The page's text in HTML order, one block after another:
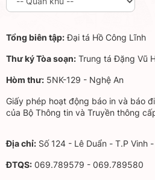
Tổng biên tập:Đại tá Hồ Công Lĩnh
Thư ký Tòa soạn: Trung tá Đặng Vũ
Hòm thư: 5NK-129 - Nghệ An
Giấy phép hoạt động báo in và báo
của Bộ Thông tin và Truyền thông
Địa chỉ: Số 124 - Lê Duẩn - T.P Vinh
ĐTQS: 069.789579 - 069.789580